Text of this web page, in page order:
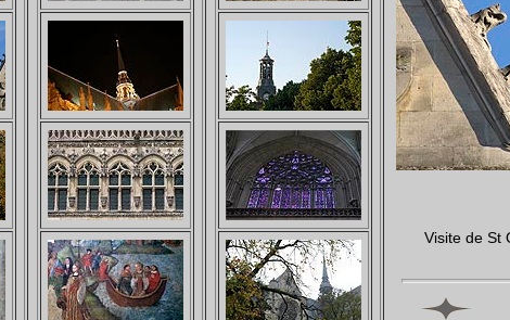
Visite de St